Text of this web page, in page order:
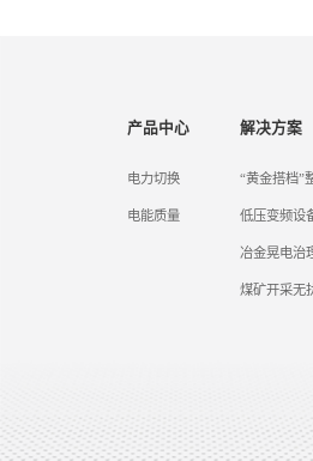
产品中心
电力切换
电能质量
解决方案
“黄金搭档”
低压变频设
冶金晃电治
煤矿开采无